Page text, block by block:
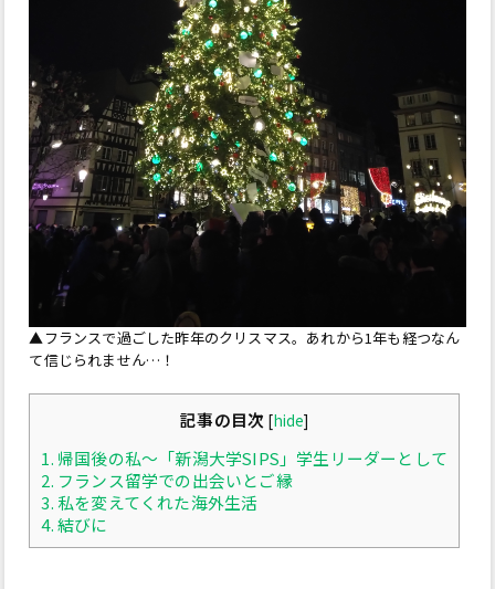
▲フランスで過ごした昨年のクリスマス。あれから1年も経つなん
て信じられません…！
記事の目次 [hide]
1. 帰国後の私～「新潟大学SIPS」学生リーダーとして
2. フランス留学での出会いとご縁
3.私を変えてくれた海外生活
4.結びに